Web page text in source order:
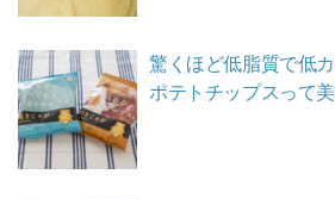
驚くほど低脂質で低
ポテトチップスって